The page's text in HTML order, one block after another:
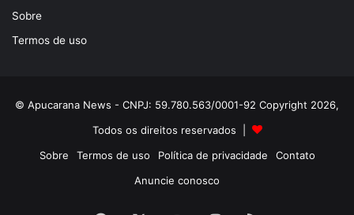
Sobre
Termos de uso
© Apucarana News - CNPJ: 59.780.563/0001-92 Copyright 2026,
Todos os direitos reservados |
Sobre
Termos de uso Política de privacidade
Contato
Anuncie conosco